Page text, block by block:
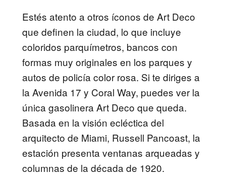
Estés atento a otros íconos de Art Deco
que definen la ciudad, lo que incluye
coloridos parquímetros, bancos con
formas muy originales en los parques y
autos de policía color rosa. Si te diriges a
la Avenida 17 y Coral Way, puedes ver la
única gasolinera Art Deco que queda.
Basada en la visión ecléctica del
arquitecto de Miami, Russell Pancoast, la
estación presenta ventanas arqueadas y
columnas de la década de 1920.